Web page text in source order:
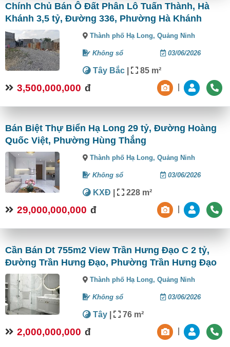
Chính Chủ Bán Ô Đất Phân Lô Tuấn Thành, Hà
Khánh 3,5 tỷ, Đường 336, Phường Hà Khánh
Thành phố Hạ Long,Quảng Ninh
Không sổ 03/06/2026
Tây Bắc | 85 m²
3,500,000,000 đ
Bán Biệt Thự Biển Hạ Long 29 tỷ, Đường Hoàng
Quốc Việt, Phường Hùng Thắng
Thành phố Hạ Long,Quảng Ninh
Không sổ 03/06/2026
KXĐ | 228 m²
29,000,000,000 đ
Cần Bán Dt 755m2 View Trần Hưng Đạo C 2 tỷ,
Đường Trần Hưng Đạo, Phường Trần Hưng Đạo
Thành phố Hạ Long,Quảng Ninh
Không sổ 03/06/2026
Tây | 76 m²
2,000,000,000 đ